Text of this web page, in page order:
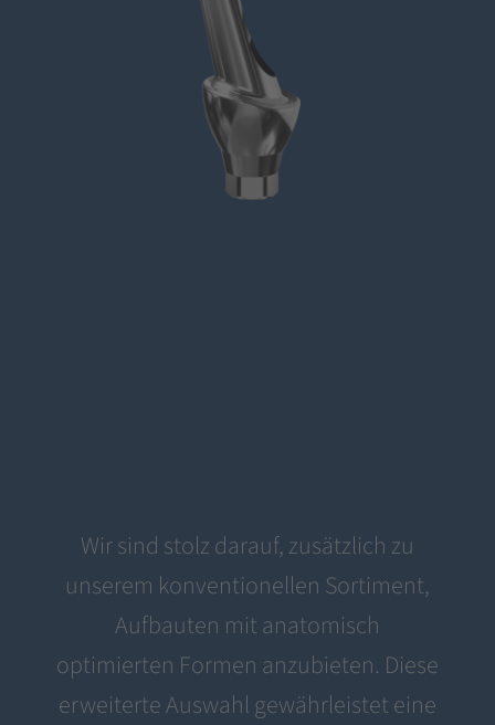
Wir sind stolz darauf, zusätzlich zu
unserem konventionellen Sortiment,
Aufbauten mit anatomisch
optimierten Formen anzubieten. Diese
erweiterte Auswahl gewährleistet eine